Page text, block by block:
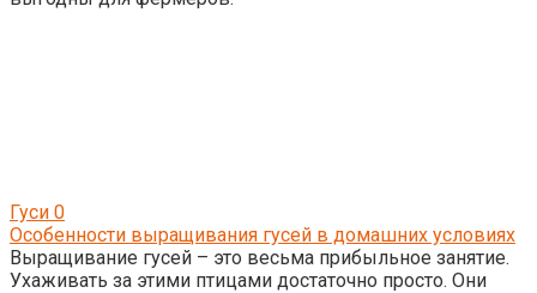
Гуси 0
Особенности выращивания гусей в домашних условиях
Выращивание гусей – это весьма прибыльное занятие.
Ухаживать за этими птицами достаточно просто. Они